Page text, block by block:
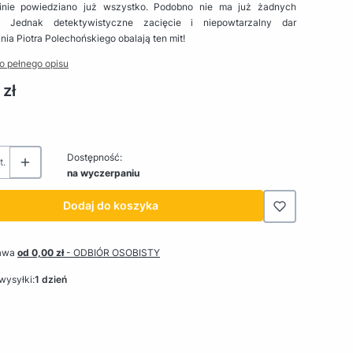
powiedziano już wszystko. Podobno nie ma już żadnych
Jednak detektywistyczne zacięcie i niepowtarzalny dar
Piotra Polechońskiego obalają ten mit!
pełnego opisu
Dostępność:
na wyczerpaniu
Dodaj do koszyka
od 0,00 zł- ODBIÓR OSOBISTY
1 dzień